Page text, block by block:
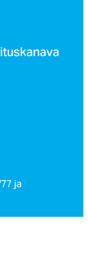
ja